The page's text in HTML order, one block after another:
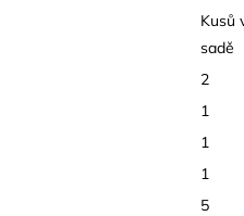
Kusů
sadě
2
1
1
1
5